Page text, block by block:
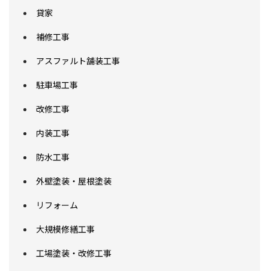
貸家
補修工事
アスファルト舗装工事
駐車場工事
改修工事
内装工事
防水工事
外壁塗装・屋根塗装
リフォーム
大規模修繕工事
工場塗装・改修工事